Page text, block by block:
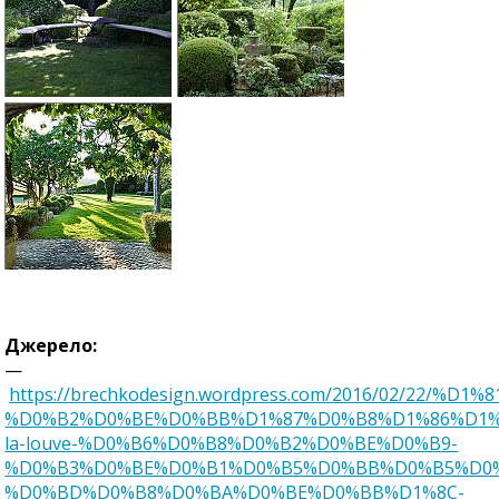
Джерело:
—
https://brechkodesign.wordpress.com/2016/02/22/
la-louve-%D0%B6%D0%B8%D0%B2%D0%BE%D0%B9-
%D0%BD%D0%B8%D0%BA%D0%BE%D0%BB%D1%8C-